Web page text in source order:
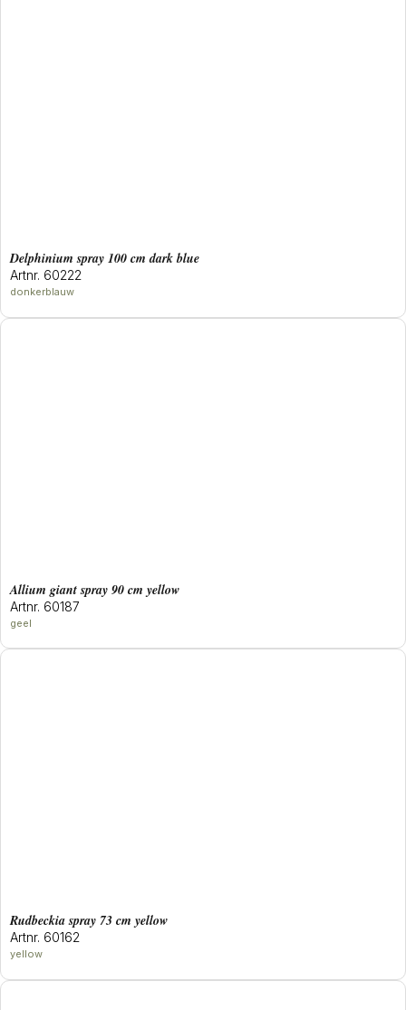
delphinium spray 100 cm dark blue
Artnr. 60222
donkerblauw
allium giant spray 90 cm yellow
Artnr. 60187
geel
rudbeckia spray 73 cm yellow
Artnr. 60162
yellow